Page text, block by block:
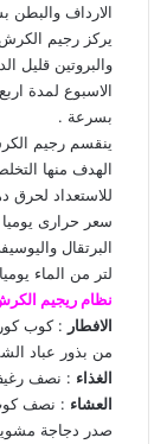
الارداف والبطن
يركز رجيم الكرش
والبروتين قليل
الاسبوع لمدة
بسرعة .
ينقسم رجيم
الهدف منها
سعر حرارى
البرتقال
لتر من الماء
نظام ريجيم
الافطار : كوب
من بذور عباد
الغذاء : نصف
العشاء : نصف
صدر دجاجة